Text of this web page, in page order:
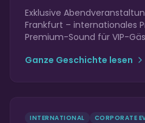
Exklusive
Frankfurt – internationales
Premium-Sound für VIP-
Ganze Geschichte lesen
INTERNATIONAL CORPORATE